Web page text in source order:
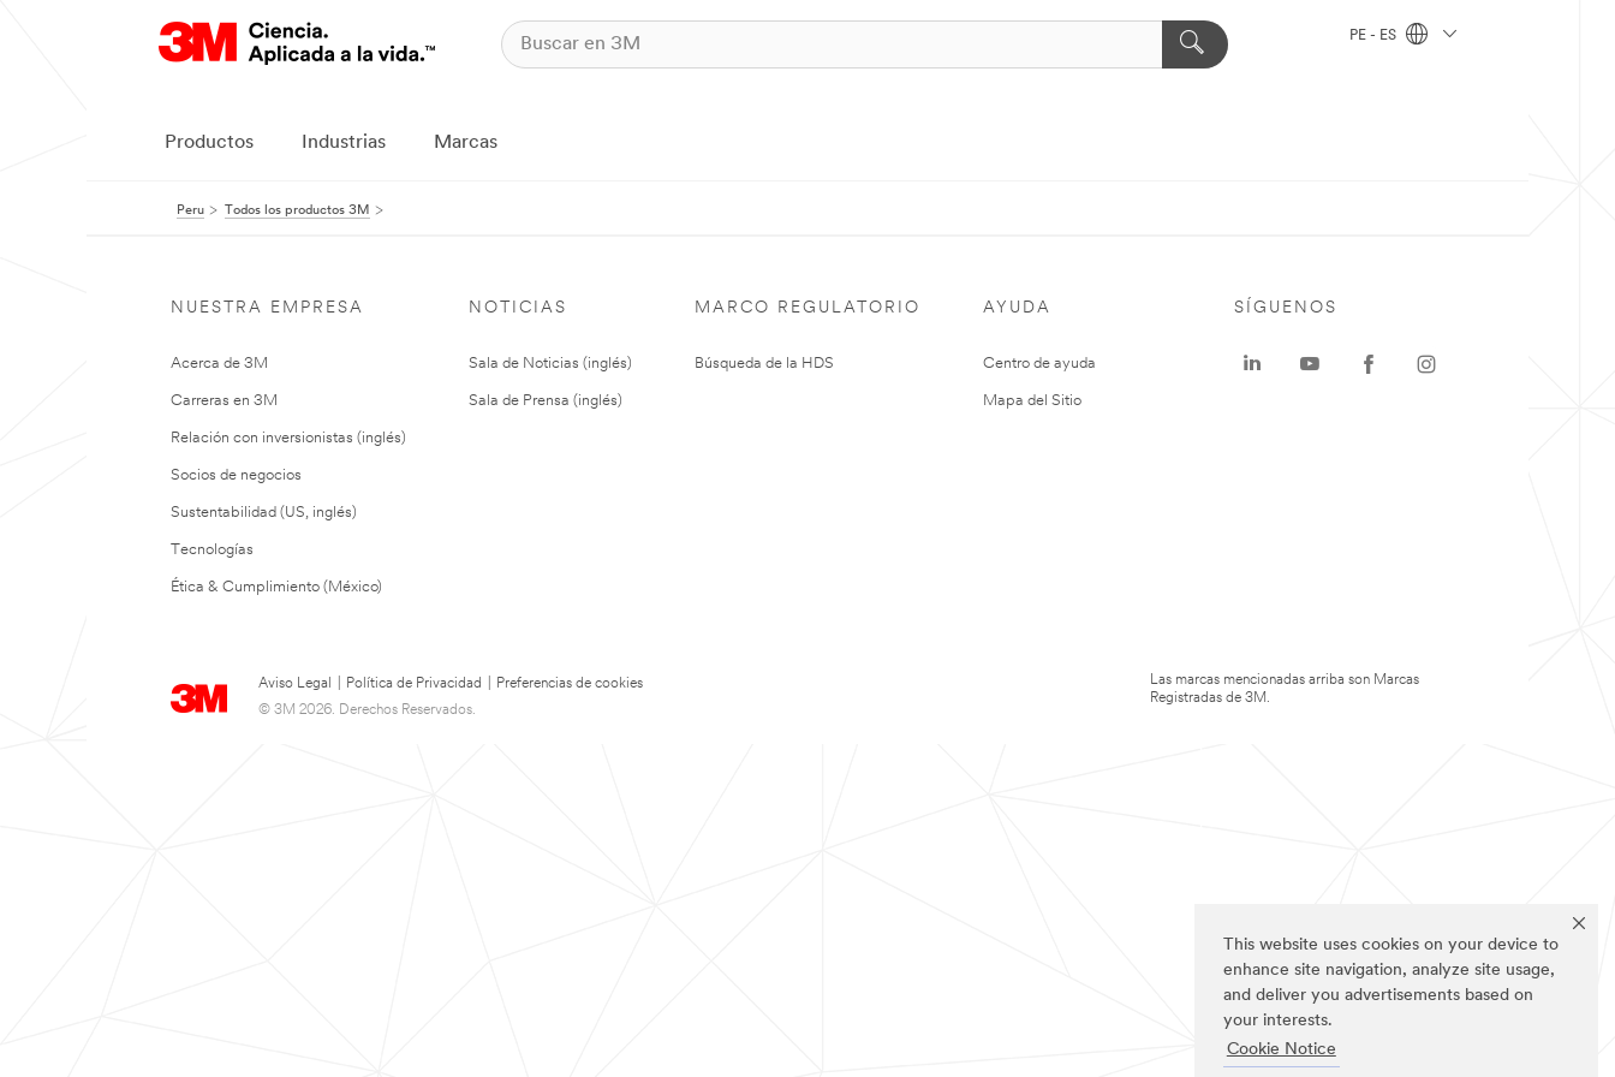
This website uses cookies on your device to
enhance site navigation, analyze site usage,
and deliver you advertisements based on
your interests.
Cookie Notice
PE - ES
Productos Industrias Marcas
Peru Todos los productos 3M
NUESTRA EMPRESA
Acerca de 3M
Carreras en 3M
Relación con inversionistas (inglés)
Socios de negocios
Sustentabilidad (US, inglés)
Tecnologías
Ética & Cumplimiento (México)
NOTICIAS
Sala de Noticias (inglés)
Sala de Prensa (inglés)
MARCO REGULATORIO
Búsqueda de la HDS
AYUDA
Centro de ayuda
Mapa del Sitio
Aviso Legal Política de Privacidad
Preferencias de cookies
© 3M 2026. Derechos Reservados.
SÍGUENOS
Las marcas mencionadas arriba son Marcas
Registradas de 3M.